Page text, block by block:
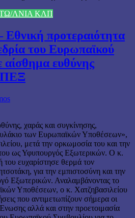
ΛΝΙΑ ΚΛΠ
Εθνική προτεραιότητα
του Ευρωπαϊκού
ευθύνης
χαράς και συγκίνησης,
των Ευρωπαϊκών Υποθέσεων»,
μετά την ορκωμοσία του και την
ως Υφυπουργός Εξωτερικών. Ο κ.
ευχαρίστησε θερμά τον
για την εμπιστοσύνη και την
Εξωτερικών. Αναλαμβάνοντας το
Υποθέσεων, ο κ. Χατζηβασιλείου
που αντιμετωπίζουν σήμερα οι
αλλά και στην προετοιμασία